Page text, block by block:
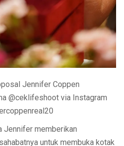
Jennifer Coppen
@ceklifeshoot via Instagram
Jennifer memberikan
untuk membuka kotak